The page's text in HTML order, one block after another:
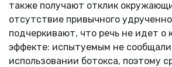
также получают отклик
отсутствие привычного
подчеркивают, что речь не идет о
эффекте: испытуемым не
использовании ботокса, поэтому